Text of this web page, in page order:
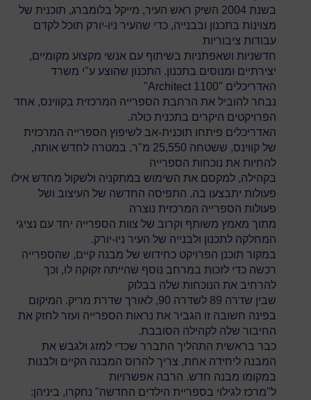
בשנת 2004 השיק ראש העיר, מייקל בלומברג, תוכנית של
מצוינות בתכנון ובבנייה, כדי שהעיר ניו-יורק תוכל לקדם
עבודות ציבוריות
חדשניות ושאפתניות בשיתוף עם אנשי מקצוע מקומיים,
יצירתיים ומנוסים בתכנון. התכנון שהוצע ע"י משרד
האדריכלים "1100 Architect"
נבחר להוביל את הרחבת הספרייה המרכזית בקווינס, אחד
הפרויקטים היקרים בתכנית כולה.
האדריכלים פיתחו תוכנית-אב לשיפוץ הספרייה המרכזית
של קווינס, ששטחה 25,550 מ"ר, במטרה לחדש אותה,
להחיות את נוכחות הספרייה
בקהילה, למקסם את השימוש במתקניה ולשקול מחדש אילו
פעולות יתבצעו בה. התפיסה החדשה של העיצוב ושל
פעולות הספרייה המרכזית נוצרה
מתוך מאמץ משותף וקרוב של צוות הספרייה יחד עם נציגי
המחלקה לתכנון ולבנייה של העיר ניו-יורק.
במקור תוכנן הפרויקט כחידוש של מבנה קיים, שהספרייה
רכשה כדי לזכות במרחב נוסף שהייתה זקוקה לו, וכך
להרחיב את הנוכחות שלה בבלוק
שבין שדרה 89 לשדרה 90, לאורך שדרת מריק. המיקום
בפינה חשובה זו הגביר את נראות הספרייה ועזר לחזק את
החיבור שלה לקהילה הסובבת.
כבר בראשית התהליך התברר שכדי למזג ולגבש את
המבנה ליחידה אחת, צריך להרוס המבנה הקיים ולבנות
במקומו מבנה חדש. הרבה אפשרויות
ל"מרכז לגילוי בספריית הילדים החדשה" נחקרו, ביניהן: